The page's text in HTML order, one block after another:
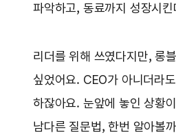
파악하고, 동료까지 성장시
리더를 위해 쓰였다지만, 롱
싶었어요. CEO가 아니더라
하잖아요. 눈앞에 놓인 상황
남다른 질문법, 한번 알아볼